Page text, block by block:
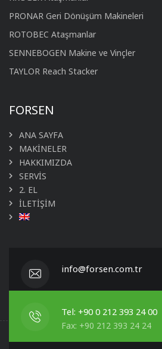
PRONAR Geri Dönüşüm Makineleri
ROTOBEC Ataşmanlar
SENNEBOGEN Makine ve Vinçler
TAYLOR Reach Stacker
FORSEN
ANA SAYFA
MAKİNELER
HAKKIMIZDA
SERVİS
2. EL
İLETİŞİM
info@forsen.com.tr
Tel: +90 0 212 393 24 00
Fax: +90 212 393 24 24